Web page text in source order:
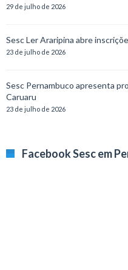
29 de julho de 2026
Sesc Ler Araripina abre
23 de julho de 2026
Sesc Pernambuco apresenta
Caruaru
23 de julho de 2026
Facebook Sesc em